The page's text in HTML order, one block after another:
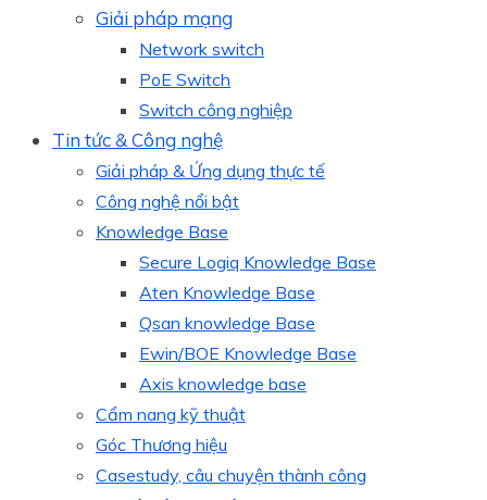
Giải pháp mạng
Network switch
PoE Switch
Switch công nghiệp
Tin tức & Công nghệ
Giải pháp & Ứng dụng thực tế
Công nghệ nổi bật
Knowledge Base
Secure Logiq Knowledge Base
Aten Knowledge Base
Qsan knowledge Base
Ewin/BOE Knowledge Base
Axis knowledge base
Cẩm nang kỹ thuật
Góc Thương hiệu
Casestudy, câu chuyện thành công